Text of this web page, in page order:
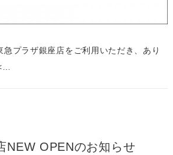
急プラザ銀座店をご利用いただき、あり
NEW OPENのお知らせ